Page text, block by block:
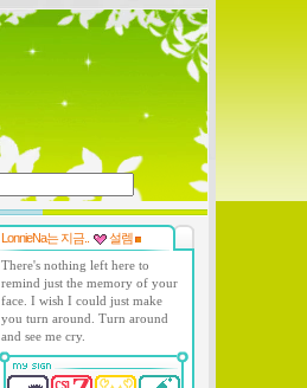
LonnieNa는 지금..
설렘
There's nothing left here to
remind just the memory of your
face. I wish I could just make
you turn around. Turn around
and see me cry.